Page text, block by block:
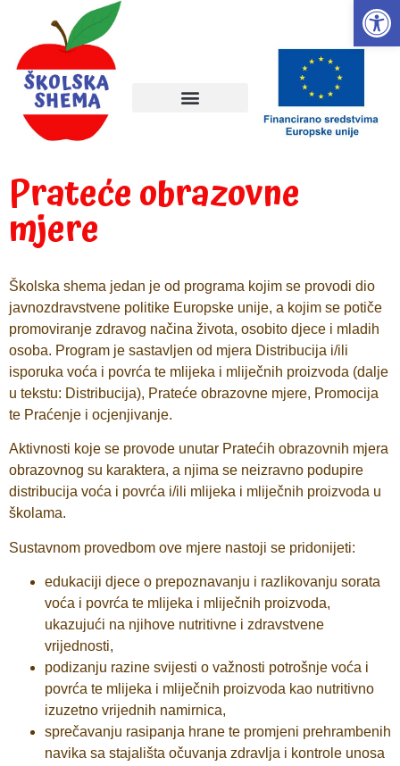
Prateće obrazovne
mjere
Školska shema jedan je od programa kojim se provodi dio
javnozdravstvene politike Europske unije, a kojim se potiče
promoviranje zdravog načina života, osobito djece i mladih
osoba. Program je sastavljen od mjera Distribucija i/ili
isporuka voća i povrća te mlijeka i mliječnih proizvoda (dalje
u tekstu: Distribucija), Prateće obrazovne mjere, Promocija
te Praćenje i ocjenjivanje.
Aktivnosti koje se provode unutar Pratećih obrazovnih mjera
obrazovnog su karaktera, a njima se neizravno podupire
distribucija voća i povrća i/ili mlijeka i mliječnih proizvoda u
školama.
Sustavnom provedbom ove mjere nastoji se pridonijeti:
edukaciji djece o prepoznavanju i razlikovanju sorata
voća i povrća te mlijeka i mliječnih proizvoda,
ukazujući na njihove nutritivne i zdravstvene
vrijednosti,
podizanju razine svijesti o važnosti potrošnje voća i
povrća te mlijeka i mliječnih proizvoda kao nutritivno
izuzetno vrijednih namirnica,
sprečavanju rasipanja hrane te promjeni prehrambenih
navika sa stajališta očuvanja zdravlja i kontrole unosa